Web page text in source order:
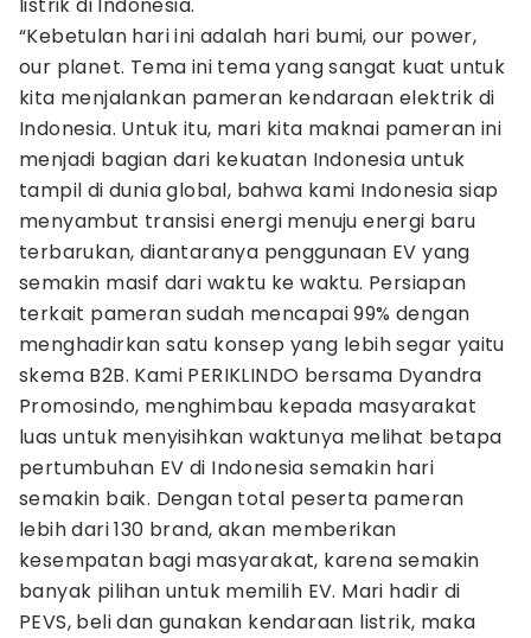
“Kebetulan hari ini adalah hari bumi, our power,
our planet. Tema ini tema yang sangat kuat untuk
kita menjalankan pameran kendaraan elektrik di
Indonesia. Untuk itu, mari kita maknai pameran ini
menjadi bagian dari kekuatan Indonesia untuk
tampil di dunia global, bahwa kami Indonesia siap
menyambut transisi energi menuju energi baru
terbarukan, diantaranya penggunaan EV yang
semakin masif dari waktu ke waktu. Persiapan
terkait pameran sudah mencapai 99% dengan
menghadirkan satu konsep yang lebih segar yaitu
skema B2B. Kami PERIKLINDO bersama Dyandra
Promosindo, menghimbau kepada masyarakat
luas untuk menyisihkan waktunya melihat betapa
pertumbuhan EV di Indonesia semakin hari
semakin baik. Dengan total peserta pameran
lebih dari 130 brand, akan memberikan
kesempatan bagi masyarakat, karena semakin
banyak pilihan untuk memilih EV. Mari hadir di
PEVS, beli dan gunakan kendaraan listrik, maka